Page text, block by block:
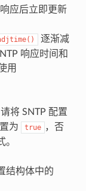
应后立即更新
逐渐减
响应时间和
用
将 SNTP 配置
为 true ，否
。
结构体中的